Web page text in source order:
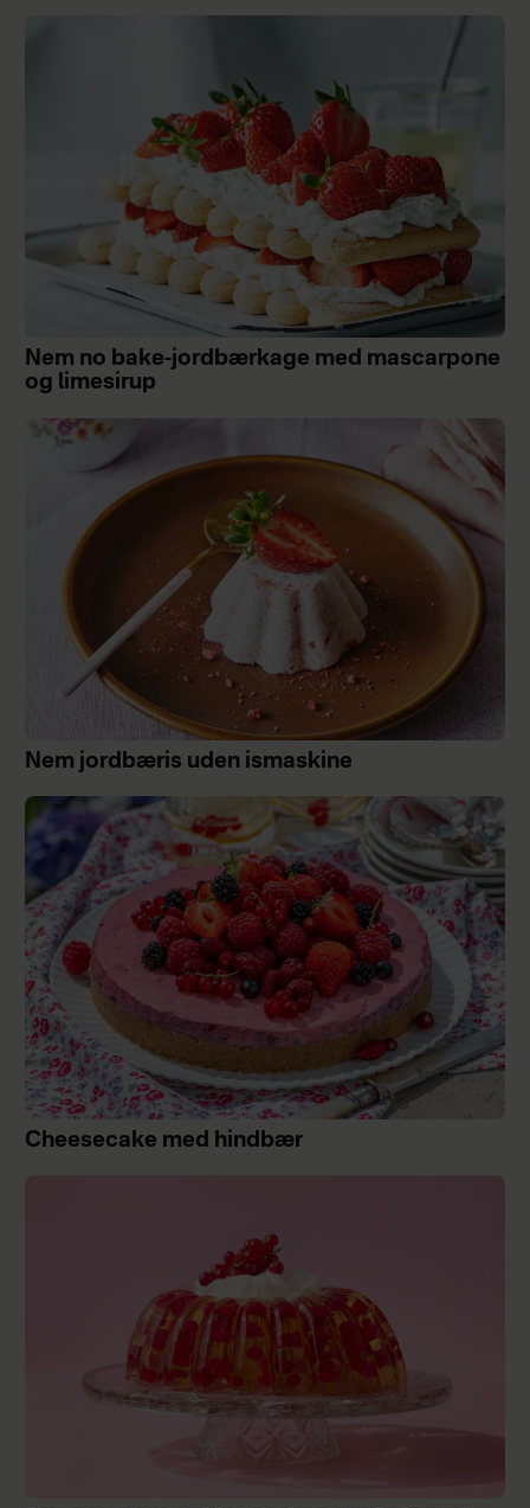
Nem no bake-jordbærkage med mascarpone
og limesirup
Nem jordbæris uden ismaskine
Cheesecake med hindbær